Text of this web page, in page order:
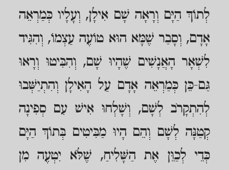
לְתוֹךְ הַיָּם וְרָאָה שָׁם אִילָן, וְעָלָיו כְּמַרְאֵה
אָדָם, וְסָבַר שֶׁמָּא הוּא טוֹעֶה עַצְמוֹ, וְהִגִּיד
לִשְׁאָר הָאֲנָשִׁים שֶׁהָיוּ שָׁם, וְהִבִּיטוּ וְרָאוּ
גַּם-כֵּן כְּמַרְאֵה אָדָם עַל הָאִילָן וְהִתְיַשְּׁבוּ
לְהִתְקָרֹב לְשָׁם, וְשָׁלְחוּ אִישׁ עִם סְפִינָה
קְטַנָּה לְשָׁם וְהֵם הָיוּ מַבִּיטִים בְּתוֹךְ הַיָּם
כְּדֵי לְכַוֵּן אֶת הַשָּׁלִיחַ, שֶׁלֹּא יִטְעֶה מִן